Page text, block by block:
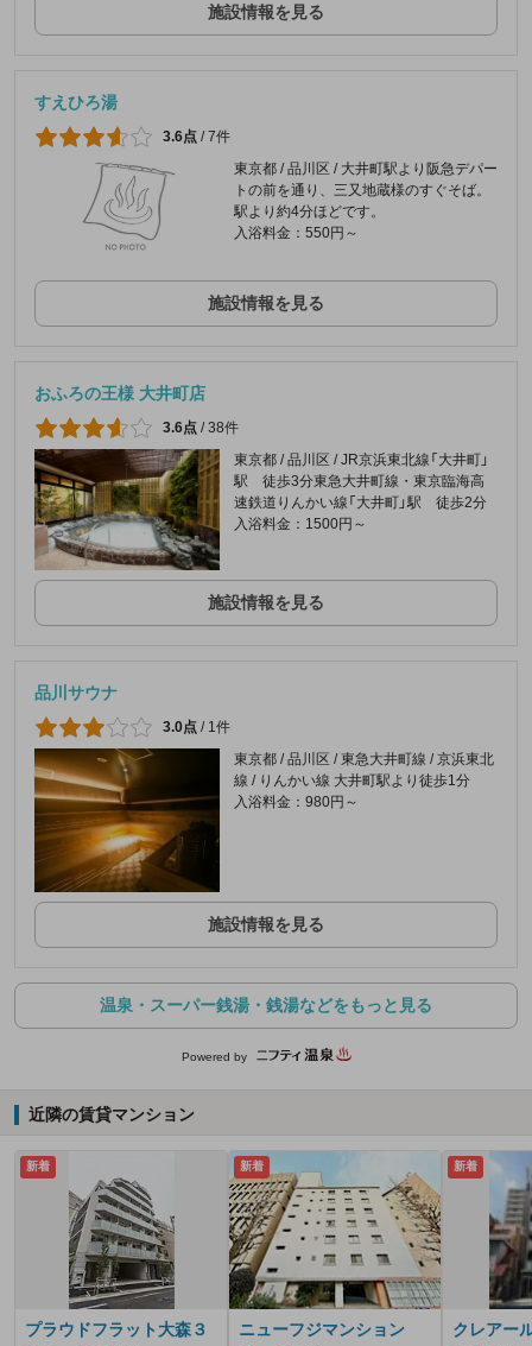
施設情報を見る
すえひろ湯
3.6点 /7件
東京都 / 品川区 / 大井町駅より阪急デパー
トの前を通り、三又地蔵様のすぐそば。
駅より約4分ほどです。
入浴料金：550円～
施設情報を見る
おふろの王様 大井町店
3.6点 /38件
東京都 / 品川区 / JR京浜東北線「大井町」
駅 徒歩3分東急大井町線・東京臨海高
速鉄道りんかい線「大井町」駅 徒歩2分
入浴料金：1500円～
施設情報を見る
品川サウナ
3.0点 / 1件
東京都 / 品川区 / 東急大井町線 / 京浜東北
線 / りんかい線 大井町駅より徒歩1分
入浴料金：980円～
施設情報を見る
温泉・スーパー銭湯・銭湯などをもっと見る
Powered by
近隣の賃貸マンション
新着
プラウドフラット大森３
新着
ニューフジマンション
新着
クレアー